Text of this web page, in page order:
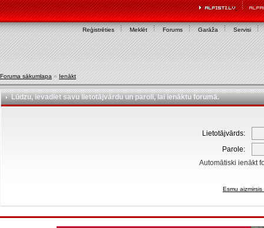
Reģistrēties Meklēt Forums Garāža Servisi
Foruma sākumlapa » Ienākt
Lūdzu, ievadiet savu lietotājvārdu un paroli, lai ienāktu forumā.
Lietotājvārds:
Parole:
Automātiski ienākt
Esmu